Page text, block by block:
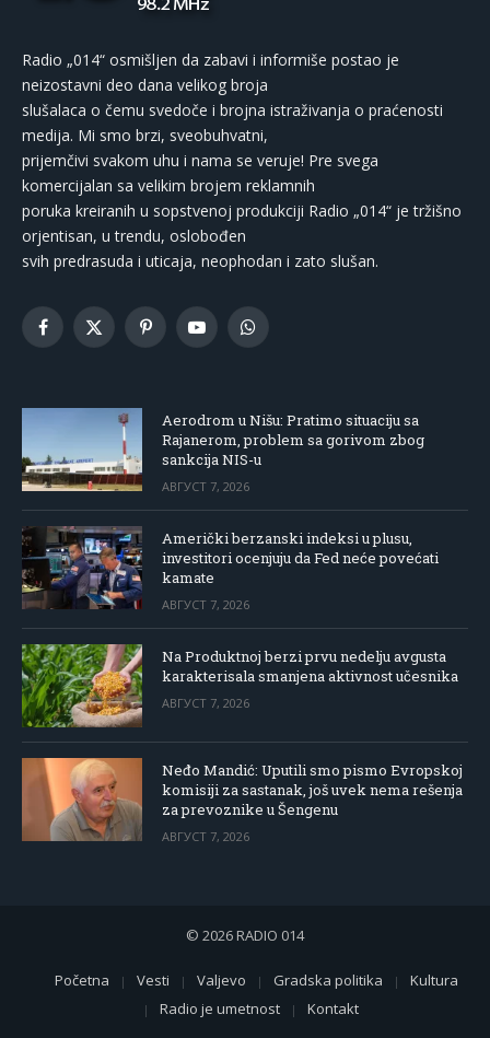
Radio „014“ osmišljen da zabavi i informiše postao je
neizostavni deo dana velikog broja
slušalaca o čemu svedoče i brojna istraživanja o praćenosti
medija. Mi smo brzi, sveobuhvatni,
prijemčivi svakom uhu i nama se veruje! Pre svega
komercijalan sa velikim brojem reklamnih
poruka kreiranih u sopstvenoj produkciji Radio „014“ je tržišno
orjentisan, u trendu, oslobođen
svih predrasuda i uticaja, neophodan i zato slušan.
Facebook
X
PinterestYouTubeWhatsApp
Aerodrom u Nišu: Pratimo situaciju sa
Rajanerom, problem sa gorivom zbog
sankcija NIS-u
АВГУСТ 7, 2026
Američki berzanski indeksi u plusu,
investitori ocenjuju da Fed neće povećati
kamate
АВГУСТ 7, 2026
Na Produktnoj berzi prvu nedelju avgusta
karakterisala smanjena aktivnost učesnika
АВГУСТ 7, 2026
Neđo Mandić: Uputili smo pismo Evropskoj
komisiji za sastanak, još uvek nema rešenja
za prevoznike u Šengenu
АВГУСТ 7, 2026
© 2026 RADIO 014
Početna Vesti Valjevo Gradska politika
Kultura
Radio je umetnost
Kontakt